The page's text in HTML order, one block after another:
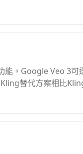
。Google Veo 3可
替代方案相比